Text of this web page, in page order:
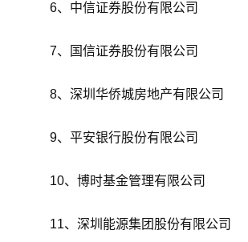
6、中信证券股份有限公司
7、国信证券股份有限公司
8、深圳华侨城房地产有限公司
9、平安银行股份有限公司
10、博时基金管理有限公司
11、深圳能源集团股份有限公司